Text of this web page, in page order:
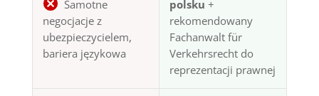
Samotne
negocjacje z
ubezpieczycielem,
bariera językowa
polsku +
rekomendowany
Fachanwalt für
Verkehrsrecht do
reprezentacji prawnej